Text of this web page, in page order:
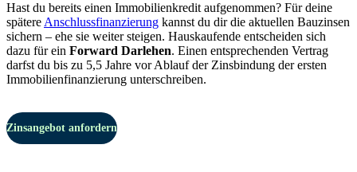
Hast du bereits einen Immobilienkredit aufgenommen? Für deine
spätere Anschlussfinanzierung kannst du dir die aktuellen Bauzinsen
sichern – ehe sie weiter steigen. Hauskaufende entscheiden sich
dazu für ein Forward Darlehen. Einen entsprechenden Vertrag
darfst du bis zu 5,5 Jahre vor Ablauf der Zinsbindung der ersten
Immobilienfinanzierung unterschreiben.
Zinsangebot anfordern